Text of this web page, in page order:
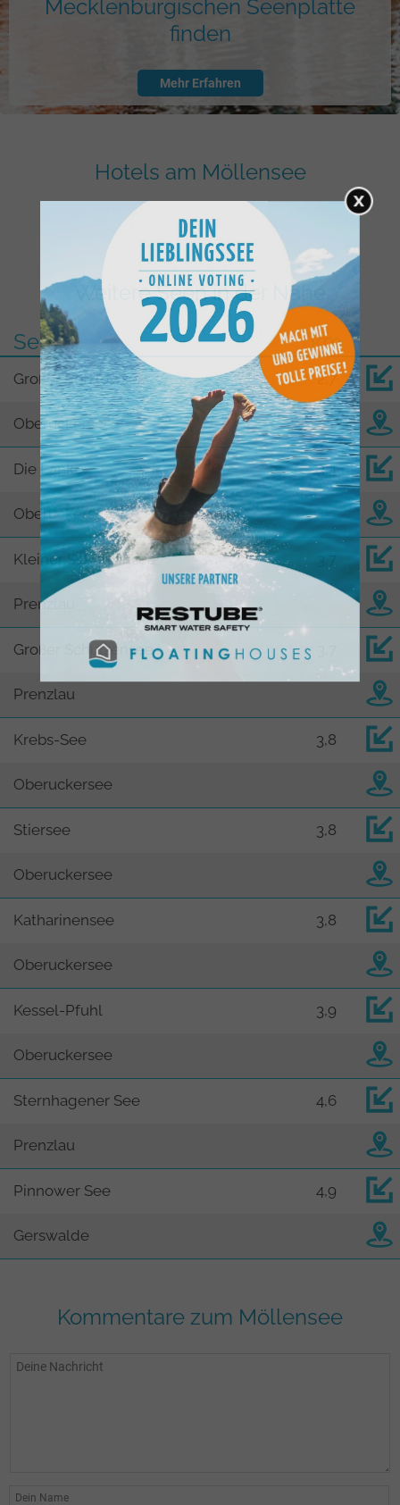
Mecklenburgischen Seenplatte
finden
Mehr Erfahren
Hotels am Möllensee
Weitere Seen in der Nähe
See
km
Großer Potzlowsee 2,7
Oberuckersee
Die Lanke 3,4
Oberuckersee
Kleiner Schulzensee 3,7
Prenzlau
Großer Schulzensee
Prenzlau
Krebs-See 3,8
Oberuckersee
Stiersee 3,8
Oberuckersee
Katharinensee 3,8
Oberuckersee
Kessel-Pfuhl 3,9
Oberuckersee
Sternhagener See 4,6
Prenzlau
Pinnower See 4,9
Gerswalde
Kommentare zum Möllensee